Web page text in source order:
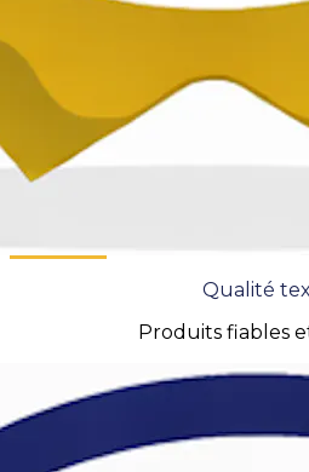
Qualité
Produits fiables